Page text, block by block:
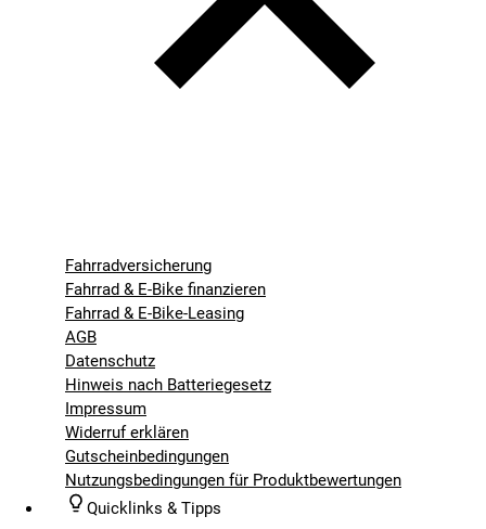
Fahrradversicherung
Fahrrad & E-Bike finanzieren
Fahrrad & E-Bike-Leasing
AGB
Datenschutz
Hinweis nach Batteriegesetz
Impressum
Widerruf erklären
Gutscheinbedingungen
Nutzungsbedingungen für Produktbewertungen
Quicklinks & Tipps